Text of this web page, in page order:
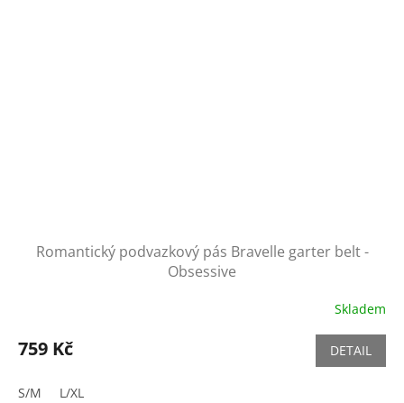
Romantický podvazkový pás Bravelle garter belt -
Obsessive
Skladem
759 Kč DETAIL
S/M L/XL